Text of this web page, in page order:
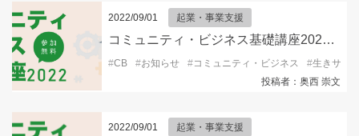
2022/09/01 起業・事業支援
コミュニティ・ビジネス基礎講座2022～CB起業の心得～
#CB #お知らせ #コミュニティ・ビジネス #生きサポ
投稿者：奥西 崇文
2022/09/01 起業・事業支援